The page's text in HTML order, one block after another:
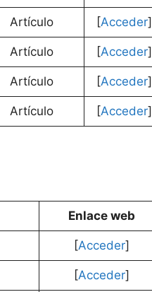
Artículo [Acceder]
Artículo [Acceder]
Artículo [Acceder]
Artículo [Acceder]
Enlace web
[Acceder]
[Acceder]